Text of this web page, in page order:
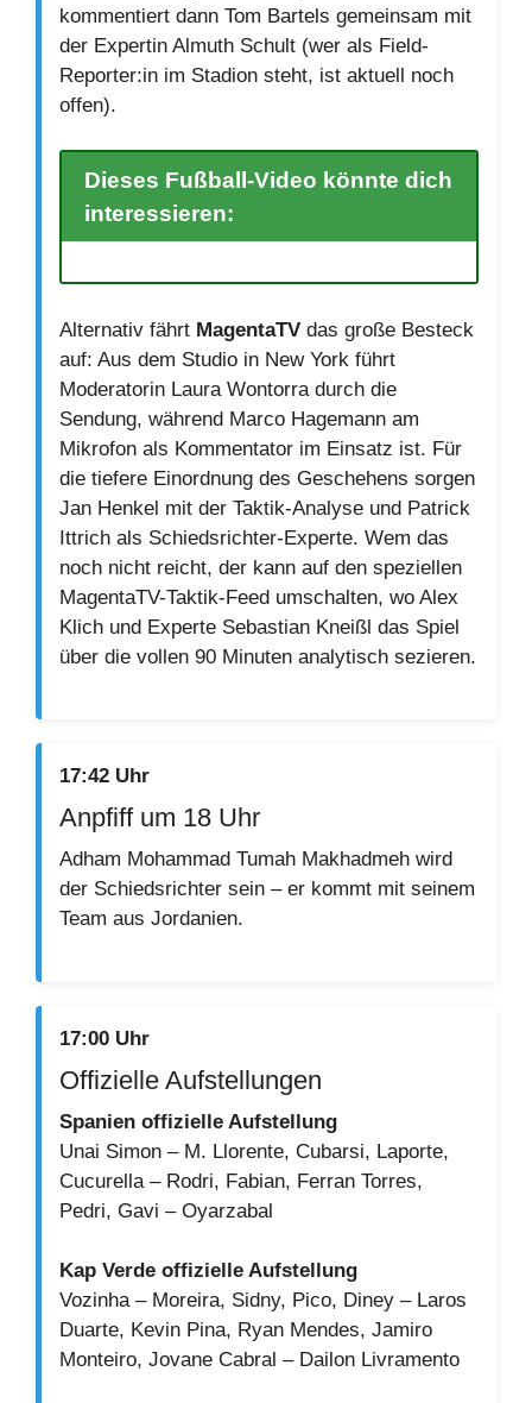
kommentiert dann Tom Bartels gemeinsam mit
der Expertin Almuth Schult (wer als Field-
Reporter:in im Stadion steht, ist aktuell noch
offen).
Dieses Fußball-Video könnte dich
interessieren:
Alternativ fährt MagentaTV das große Besteck
auf: Aus dem Studio in New York führt
Moderatorin Laura Wontorra durch die
Sendung, während Marco Hagemann am
Mikrofon als Kommentator im Einsatz ist. Für
die tiefere Einordnung des Geschehens sorgen
Jan Henkel mit der Taktik-Analyse und Patrick
Ittrich als Schiedsrichter-Experte. Wem das
noch nicht reicht, der kann auf den speziellen
MagentaTV-Taktik-Feed umschalten, wo Alex
Klich und Experte Sebastian Kneißl das Spiel
über die vollen 90 Minuten analytisch sezieren.
17:42 Uhr
Anpfiff um 18 Uhr
Adham Mohammad Tumah Makhadmeh wird
der Schiedsrichter sein – er kommt mit seinem
Team aus Jordanien.
17:00 Uhr
Offizielle Aufstellungen
Spanien offizielle Aufstellung
Unai Simon – M. Llorente, Cubarsi, Laporte,
Cucurella – Rodri, Fabian, Ferran Torres,
Pedri, Gavi – Oyarzabal
Kap Verde offizielle Aufstellung
Vozinha – Moreira, Sidny, Pico, Diney – Laros
Duarte, Kevin Pina, Ryan Mendes, Jamiro
Monteiro, Jovane Cabral – Dailon Livramento